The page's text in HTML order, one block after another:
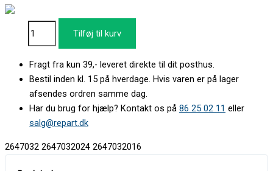
Tilføj til kurv
Fragt fra kun 39,- leveret direkte til dit posthus.
Bestil inden kl. 15 på hverdage. Hvis varen er på lager
afsendes ordren samme dag.
Har du brug for hjælp? Kontakt os på 86 25 02 11 eller
salg@repart.dk
2647032 2647032024 2647032016